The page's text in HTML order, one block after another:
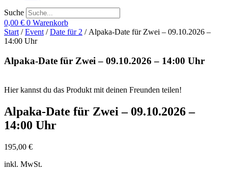
Suche
0,00 € 0 Warenkorb
Start/Event/Date für 2 / Alpaka-Date für Zwei – 09.10.2026 –
14:00 Uhr
Alpaka-Date für Zwei – 09.10.2026 – 14:00 Uhr
Hier kannst du das Produkt mit deinen Freunden teilen!
Alpaka-Date für Zwei – 09.10.2026 –
14:00 Uhr
195,00 €
inkl. MwSt.